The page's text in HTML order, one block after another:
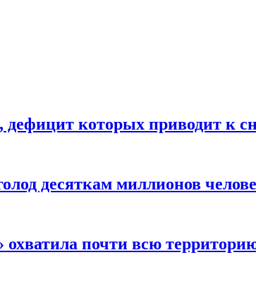
которых приводит к
десяткам миллионов
охватила почти всю